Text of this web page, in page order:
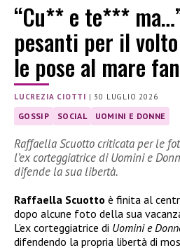
“Cu** e te***
pesanti per il
le pose al mare
LUCREZIA CIOTTI |30 LUGLIO 2026
GOSSIP SOCIAL UOMINI E DONNE
Raffaella Scuotto criticata per le
l’ex corteggiatrice di Uomini e
difende la sua libertà.
Raffaella Scuotto è finita al
dopo alcune foto della sua
L’ex corteggiatrice di Uomini e
difendendo la propria libertà di